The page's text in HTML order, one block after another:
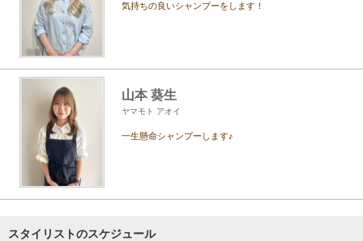
気持ちの良いシャンプーをします！
山本 葵生
ヤマモト アオイ
一生懸命シャンプーします♪
スタイリストのスケジュール